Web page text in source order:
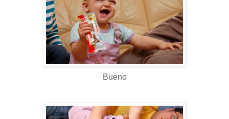
Bueno